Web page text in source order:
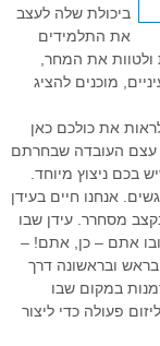
ביכולת שלה לעצב
את התלמידים
ולטוות את המחר,
מוכנים להציג
את כולכם כאן
עצם העובדה שבחרתם
בכם ניצוץ מיוחד.
אנחנו חיים בעידן
מסחרר. עידן שבו
ובו אתם – כן, אתם! –
ובראשונה דרך
במקום שבו
פעולה כדי ליצור